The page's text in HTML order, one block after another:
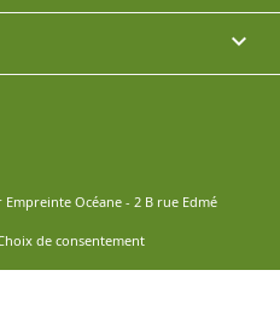

Océane - 2 B rue Edmé
de consentement